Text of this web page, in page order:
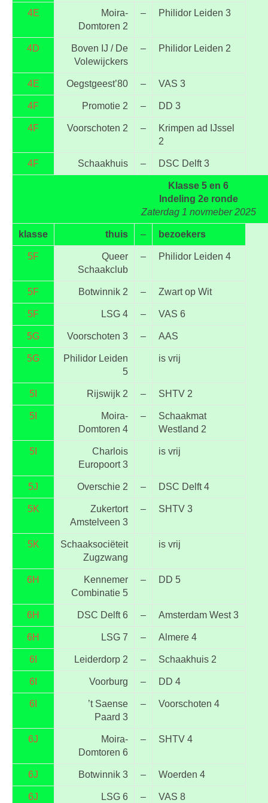
4E
Moira-
Domtoren 2
– Philidor Leiden 3
4D
Boven IJ / De
Volewijckers
– Philidor Leiden 2
4E Oegstgeest’80 – VAS 3
4F Promotie 2 – DD 3
4F Voorschoten 2 –
Krimpen ad IJssel
2
4F Schaakhuis – DSC Delft 3
Klasse 5 en 6
Indeling 2e ronde
Zaterdag 1 novmeber 2025
klasse thuis – bezoekers
5F
Queer
Schaakclub
– Philidor Leiden 4
5F Botwinnik 2 – Zwart op Wit
5F LSG 4 – VAS 6
5G Voorschoten 3 – AAS
5G
Philidor Leiden
5
is vrij
5I Rijswijk 2 – SHTV 2
5I
Moira-
Domtoren 4
–
Schaakmat
Westland 2
5I
Charlois
Europoort 3
is vrij
5J Overschie 2 – DSC Delft 4
5K
Zukertort
Amstelveen 3
– SHTV 3
5K
Schaaksociëteit
Zugzwang
is vrij
6H
Kennemer
Combinatie 5
– DD 5
6H DSC Delft 6 – Amsterdam West 3
6H LSG 7 – Almere 4
6I Leiderdorp 2 – Schaakhuis 2
6I Voorburg – DD 4
6I
’t Saense
Paard 3
– Voorschoten 4
6J
Moira-
Domtoren 6
– SHTV 4
6J Botwinnik 3 – Woerden 4
6J LSG 6 – VAS 8